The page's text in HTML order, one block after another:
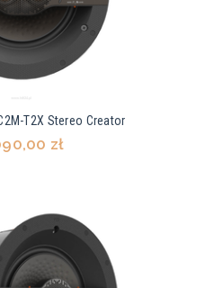
T2X Stereo Creator
zł